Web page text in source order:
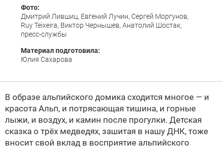
Фото:
Дмитрий Лившиц, Евгений Лучин, Сергей Моргунов,
Ruy Teixeira, Виктор Чернышев, Анатолий Шостак,
пресс-службы
Материал подготовила:
Юлия Сахарова
В образе альпийского домика сходится многое — и
красота Альп, и потрясающая тишина, и горные
лыжи, и воздух, и камин после прогулки. Детская
сказка о трёх медведях, зашитая в нашу ДНК, тоже
вносит свой вклад в восприятие альпийского